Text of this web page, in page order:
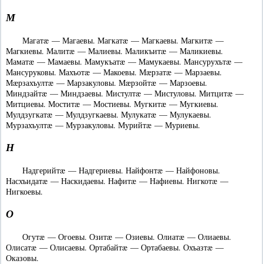
М
Магатæ — Магаевы. Магкатæ — Магкаевы. Магкитæ —
Магкиевы. Малитæ — Малиевы. Маликъитæ — Маликиевы.
Маматæ — Мамаевы. Мамукъатæ — Мамукаевы. Мансурухътæ —
Мансуруковы. Махъотæ — Макоевы. Мæрзатæ — Марзаевы.
Мæрзахъултæ — Марзакуловы. Мæрзойтæ — Марзоевы.
Миндзайтæ — Миндзаевы. Мистултæ — Мистуловы. Митцитæ —
Митциевы. Моститæ — Мостиевы. Мугкитæ — Мугкиевы.
Мулдзугкатæ — Мулдзугкаевы. Мулукатæ — Мулукаевы.
Мурзахъултæ — Мурзакуловы. Мурийтæ — Муриевы.
Н
Надгерийтæ — Надгериевы. Найфонтæ — Найфоновы.
Насхъидатæ — Наскидаевы. Нафитæ — Нафиевы. Нигкотæ —
Нигкоевы.
О
Огутæ — Огоевы. Озитæ — Озиевы. Олиатæ — Олиаевы.
Олисатæ — Олисаевы. Ортабайтæ — Ортабаевы. Охъазтæ —
Оказовы.